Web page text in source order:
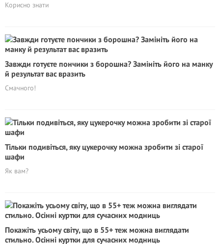
Корисно знати
Завжди готуєте пончики з борошна? Замініть його на манку
й результат вас вразить
Смачного!
Тільки подивіться, яку цукерочку можна зробити зі старої
шафи
Як вам?
Покажіть усьому світу, що в 55+ теж можна виглядати
стильно. Осінні куртки для сучасних модниць